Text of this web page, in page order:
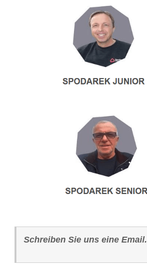
Schreiben Sie uns eine Email.